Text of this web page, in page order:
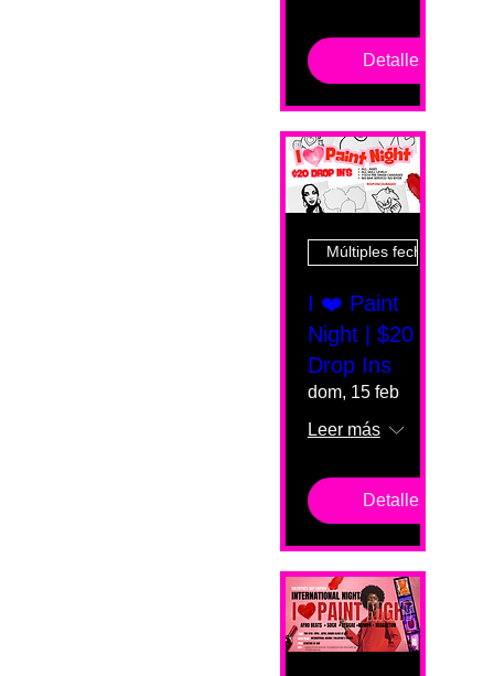
Detalles
Múltiples fechas
I ❤️ Paint
Night | $20
Drop Ins
dom, 15 feb
Leer más
Detalles